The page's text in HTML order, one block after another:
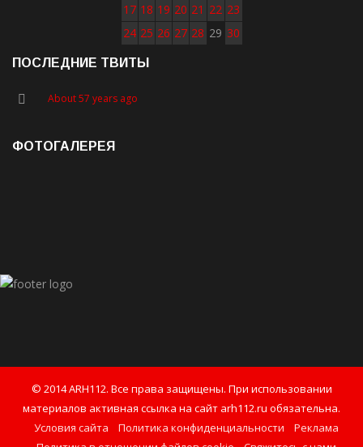
17 18 19 20 21 22 23
24 25 26 27 28 29 30
ПОСЛЕДНИЕ ТВИТЫ
About 57 years ago
ФОТОГАЛЕРЕЯ
© 2014 ARH112. Все права защищены. При использовании
материалов активная ссылка на сайт arh112.ru обязательна.
Условия сайта
Политика конфиденциальности
Реклама